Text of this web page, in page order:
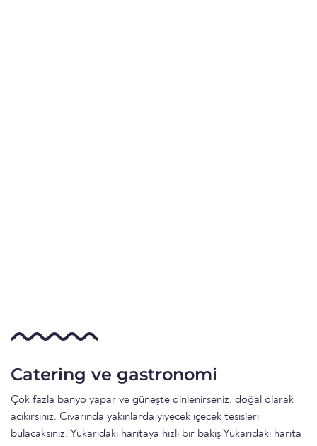
Catering ve gastronomi
Çok fazla banyo yapar ve güneşte dinlenirseniz, doğal olarak
acıkırsınız. Civarında yakınlarda yiyecek içecek tesisleri
bulacaksınız. Yukarıdaki haritaya hızlı bir bakış Yukarıdaki harita